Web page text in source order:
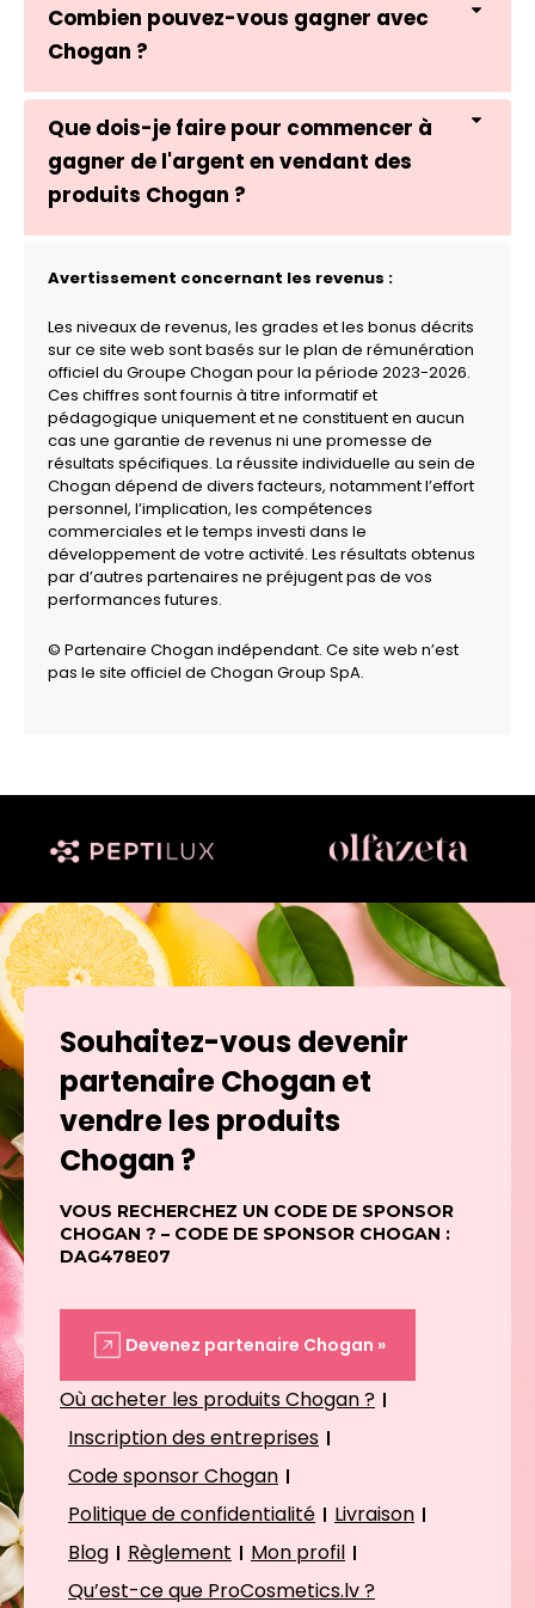
Combien pouvez-vous gagner avec
Chogan ?
Que dois-je faire pour commencer à
gagner de l'argent en vendant des
produits Chogan ?
Avertissement concernant les revenus :
Les niveaux de revenus, les grades et les bonus décrits
sur ce site web sont basés sur le plan de rémunération
officiel du Groupe Chogan pour la période 2023-2026.
Ces chiffres sont fournis à titre informatif et
pédagogique uniquement et ne constituent en aucun
cas une garantie de revenus ni une promesse de
résultats spécifiques. La réussite individuelle au sein de
Chogan dépend de divers facteurs, notamment l’effort
personnel, l’implication, les compétences
commerciales et le temps investi dans le
développement de votre activité. Les résultats obtenus
par d’autres partenaires ne préjugent pas de vos
performances futures.
© Partenaire Chogan indépendant. Ce site web n’est
pas le site officiel de Chogan Group SpA.
Souhaitez-vous devenir
partenaire Chogan et
vendre les produits
Chogan ?
VOUS RECHERCHEZ UN CODE DE SPONSOR
CHOGAN ? – CODE DE SPONSOR CHOGAN :
DAG478E07
Devenez partenaire Chogan »
Où acheter les produits Chogan ?
Inscription des entreprises
Code sponsor Chogan
Politique de confidentialité
Livraison
Blog
Règlement
Mon profil
Qu’est-ce que ProCosmetics.lv ?